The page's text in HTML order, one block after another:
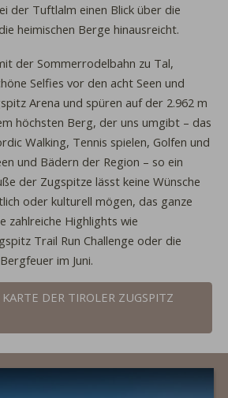
der Tuftlalm einen Blick über die
heimischen Berge hinausreicht.
der Sommerrodelbahn zu Tal,
Selfies vor den acht Seen und
Arena und spüren auf der 2.962 m
höchsten Berg, der uns umgibt – das
Walking, Tennis spielen, Golfen und
und Bädern der Region – so ein
der Zugspitze lässt keine Wünsche
oder kulturell mögen, das ganze
zahlreiche Highlights wie
Trail Run Challenge oder die
im Juni.
DER TIROLER ZUGSPITZ